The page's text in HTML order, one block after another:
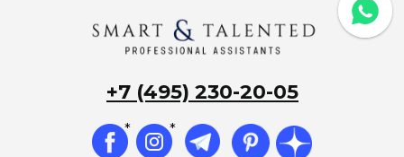
+7 (495) 230-20-05
* *